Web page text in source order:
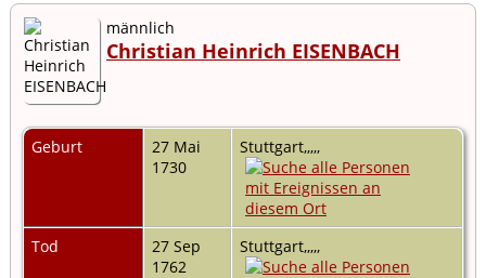
männlich
Christian Heinrich EISENBACH
Geburt
27 Mai
1730
Stuttgart,,,,,
Tod
27 Sep
1762
Stuttgart,,,,,